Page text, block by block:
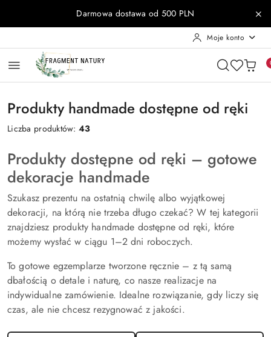
Przejdź do treści głównej
Przejdź do wyszukiwarki
Przejdź do moje konto
Przejdź do menu głównego
Przejdź do stopkiDarmowa dostawa od 500 PLN
Moje konto
Produkty handmade dostępne od ręki
Liczba produktów:43
Produkty dostępne od ręki – gotowe
dekoracje handmade
Szukasz prezentu na ostatnią chwilę albo wyjątkowej
dekoracji, na którą nie trzeba długo czekać? W tej kategorii
znajdziesz produkty handmade dostępne od ręki, które
możemy wysłać w ciągu 1–2 dni roboczych.
To gotowe egzemplarze tworzone ręcznie – z tą samą
dbałością o detale i naturę, co nasze realizacje na
indywidualne zamówienie. Idealne rozwiązanie, gdy liczy się
czas, ale nie chcesz rezygnować z jakości.